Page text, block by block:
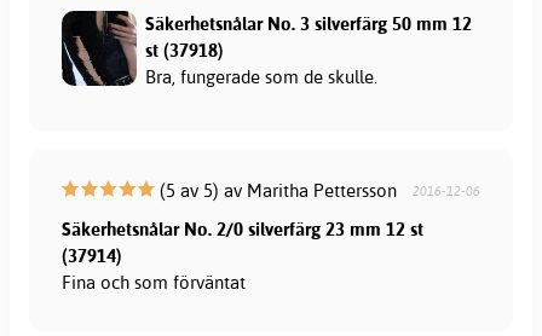
Säkerhetsnålar No. 3 silverfärg 50 mm 12
st (37918)
Bra, fungerade som de skulle.
(5 av 5) av Maritha Pettersson 2016-12-06
Säkerhetsnålar No. 2/0 silverfärg 23 mm 12 st
(37914)
Fina och som förväntat